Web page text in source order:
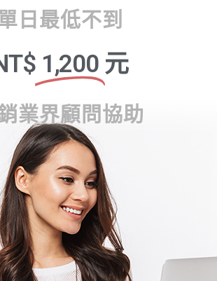
日最低不到
1,200 元
業界顧問協助